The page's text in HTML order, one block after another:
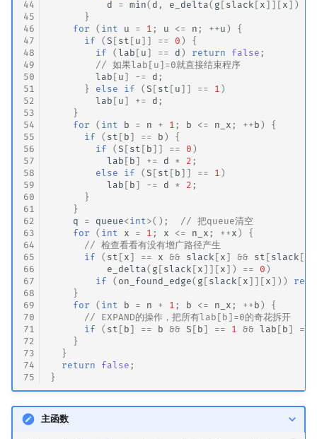
44
45
46
47
48
49
50
51
52
53
54
55
56
57
58
59
60
61
62
63
64
65
66
67
68
69
70
71
72
73
74
75
d
= min( d , e_delta( g [ slack [ x ]][ x ])
}
for
( int u = 1 ; u <= n ; ++ u )
{
if
(S [ st [ u ]] == 0 )
{
if
(lab [ u ] == d ) return false ;
// 如果lab[u]=0就直接结束程序
lab [ u ] -= d ;
}
else if (S [ st [ u ]] == 1 )
lab [ u ] += d ;
}
for
( int b = n + 1 ; b <= n_x ; ++ b )
{
if
( st [ b ] == b )
{
if
(S [ st [ b ]] == 0 )
lab [ b ] += d * 2 ;
else
if (S [ st [ b ]] == 1 )
lab [ b ] -= d * 2 ;
}
}
q
= queue<int>();
// 把queue清空
for
( int x = 1 ; x <= n_x ; ++ x )
{
// 检查看看有没有增广路径产生
if
( st [ x ] == x && slack [ x ] && st [ slack [
e_delta( g [ slack [ x ]][ x ]) == 0 )
if
( on_found_edge( g [ slack [ x ]][ x ]))
}
for
( int b = n + 1 ; b <= n_x ; ++ b )
{
// EXPAND的操作，把所有lab[b]=0的奇花拆开
if
( st [ b ] == b && S [ b ] == 1 && lab [ b ] ==
}
}
return
false ;
}
主函数